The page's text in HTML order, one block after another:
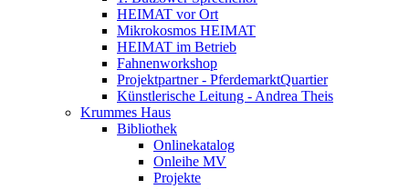
HEIMAT vor Ort
Mikrokosmos HEIMAT
HEIMAT im Betrieb
Fahnenworkshop
Projektpartner - PferdemarktQuartier
Künstlerische Leitung - Andrea Theis
Krummes Haus
Bibliothek
Onlinekatalog
Onleihe MV
Projekte